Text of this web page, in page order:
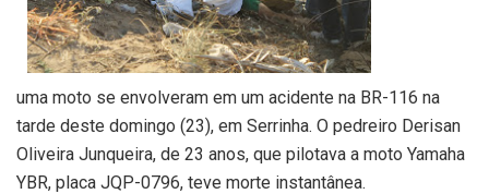
uma moto se envolveram em um acidente na BR-116 na
tarde deste domingo (23), em Serrinha. O pedreiro Derisan
Oliveira Junqueira, de 23 anos, que pilotava a moto Yamaha
YBR, placa JQP-0796, teve morte instantânea.